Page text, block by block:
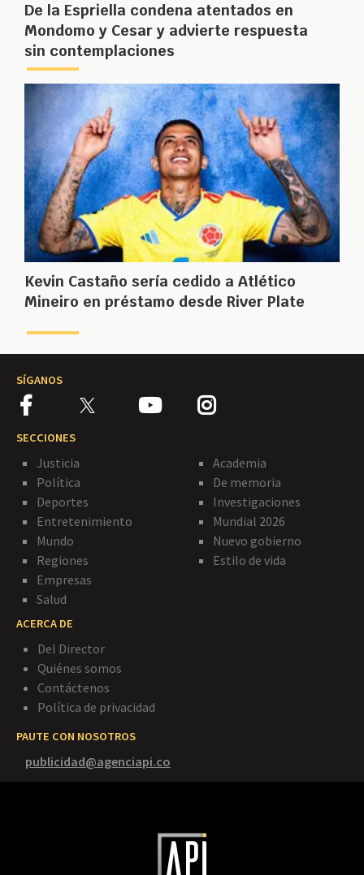
De la Espriella condena atentados en
Mondomo y Cesar y advierte respuesta
sin contemplaciones
Kevin Castaño sería cedido a Atlético
Mineiro en préstamo desde River Plate
SÍGANOS
SECCIONES
Justicia
Política
Deportes
Entretenimiento
Mundo
Regiones
Empresas
Salud
Academia
De memoria
Investigaciones
Mundial 2026
Nuevo gobierno
Estilo de vida
ACERCA DE
Del Director
Quiénes somos
Contáctenos
Política de privacidad
PAUTE CON NOSOTROS
publicidad@agenciapi.co